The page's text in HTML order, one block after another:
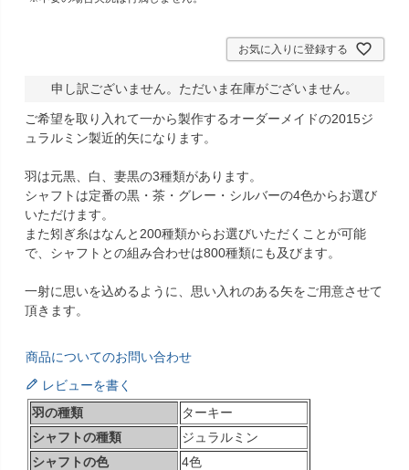
お気に入りに登録する
申し訳ございません。ただいま在庫がございません。
ご希望を取り入れて一から製作するオーダーメイドの2015ジ
ュラルミン製近的矢になります。
羽は元黒、白、妻黒の3種類があります。
シャフトは定番の黒・茶・グレー・シルバーの4色からお選び
いただけます。
また矧ぎ糸はなんと200種類からお選びいただくことが可能
で、シャフトとの組み合わせは800種類にも及びます。
一射に思いを込めるように、思い入れのある矢をご用意させて
頂きます。
商品についてのお問い合わせ
レビューを書く
羽の種類
ターキー
シャフトの種類
ジュラルミン
シャフトの色
4色